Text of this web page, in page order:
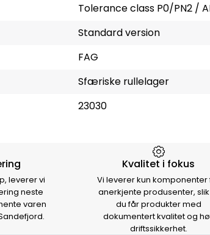
Tolerance class P0/PN2 /
Standard version
FAG
Sfæriske rullelager
23030
leverer vi
neste
varen
Kvalitet i fokus
Vi leverer kun komponenter
anerkjente produsenter,
du får produkter med
dokumentert kvalitet og
driftssikkerhet.